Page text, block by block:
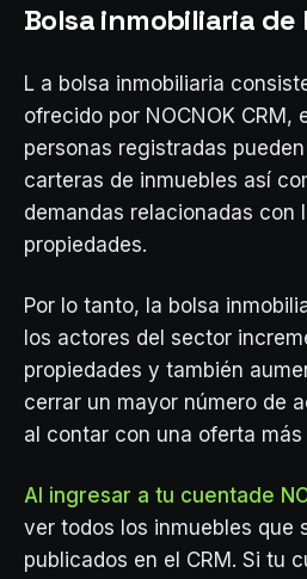
Bolsa inmobiliaria de
L a bolsa inmobiliaria
ofrecido por NOCNOK CRM,
personas registradas
carteras de inmuebles así
demandas relacionadas con
propiedades.
Por lo tanto, la bolsa
los actores del sector
propiedades y también
cerrar un mayor número de
al contar con una oferta
Al ingresar a tu cuentade
ver todos los inmuebles que
publicados en el CRM. Si tu